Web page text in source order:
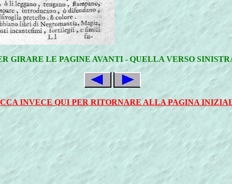
GIRARE LE PAGINE AVANTI - QUELLA VERSO
INVECE QUI PER RITORNARE ALLA PAGINA